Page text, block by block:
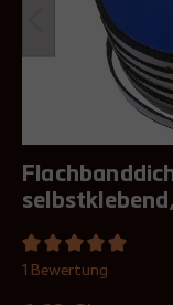
1 Bewertung